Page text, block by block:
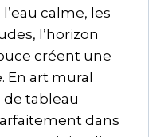
calme, les
l’horizon
créent une
En art mural
tableau
dans